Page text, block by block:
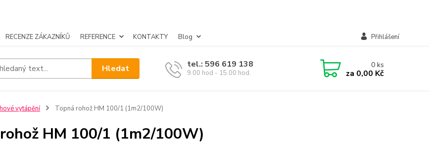
RECENZE ZÁKAZNÍKŮ REFERENCE KONTAKTY Blog Přihlášení
Hledat tel.: 596 619 138
9.00 hod - 15.00 hod.
0ks
za 0,00 Kč
vytápění Topná rohož HM 100/1 (1m2/100W)
HM 100/1 (1m2/100W)